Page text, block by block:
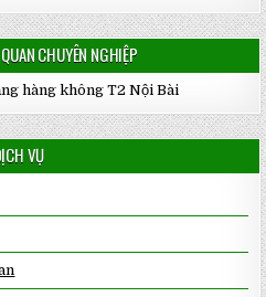
CHUYÊN NGHIỆP
VỤ